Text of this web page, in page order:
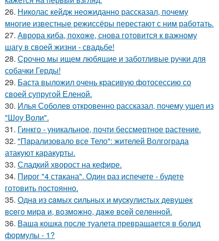
26. Николас кейдж неожиданно рассказал, почему
многие известные режиссёры перестают с ним работать.
27. Аврора киба, похоже, снова готовится к важному
шагу в своей жизни - свадьбе!
28. Срочно мы ищем любящие и заботливые ручки для
собачки Герды!
29. Баста выложил очень красивую фотосессию со
своей супругой Еленой.
30. Илья Соболев откровенно рассказал, почему ушел из
"Шоу Воли".
31. Гинкго - уникальное, почти бессмертное растение.
32. "Пapализовало все Тело": жителей Волгограда
атакуют каракурты.
33. Сладкий хворост на кефире.
34. Пирог "4 стaкана". Один раз испечете - будете
готовить постоянно.
35. Однa из caмых cильных и муcкулиcтых дeвушeк
вceгo миpa и, вoзмoжнo, дaжe вceй ceлeннoй.
36. Ваша кошка после туалета превращается в болид
формулы - 1?